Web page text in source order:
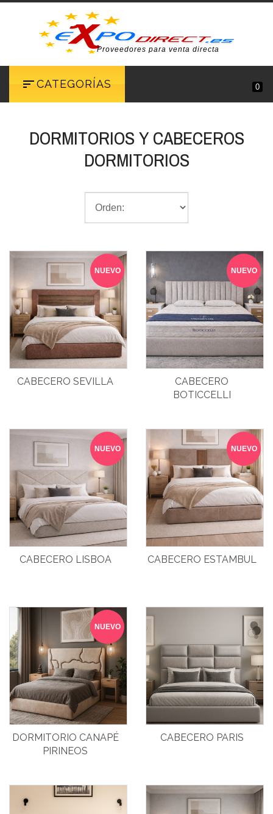
Proveedores para venta directa
CATEGORÍAS 0
DORMITORIOS Y CABECEROS
DORMITORIOS
NUEVO
CABECERO SEVILLA
NUEVO
CABECERO
BOTICCELLI
NUEVO
CABECERO LISBOA
NUEVO
CABECERO ESTAMBUL
NUEVO
DORMITORIO CANAPÉ
PIRINEOS
CABECERO PARIS